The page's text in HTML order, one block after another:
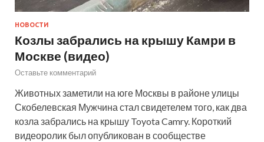
НОВОСТИ
Козлы забрались на крышу Камри в
Москве (видео)
Оставьте комментарий
Животных заметили на юге Москвы в районе улицы
Скобелевская Мужчина стал свидетелем того, как два
козла забрались на крышу Toyota Camry. Короткий
видеоролик был опубликован в сообществе